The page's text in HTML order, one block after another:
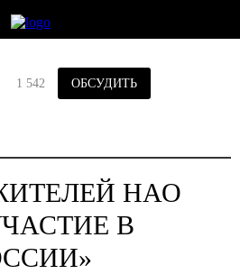
1 542 ОБСУДИТЬ
НАО
В